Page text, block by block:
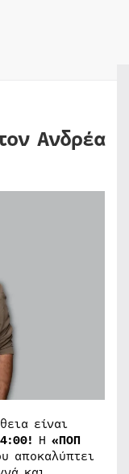
Ανδρέα
είναι
Η «ΠΟΠ
αποκαλύπτει